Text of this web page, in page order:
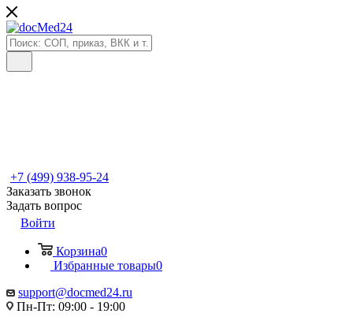
+7 (499) 938-95-24
Заказать звонок
Задать вопрос
Войти
Корзина0
Избранные товары0
support@docmed24.ru
Пн-Пт: 09:00 - 19:00